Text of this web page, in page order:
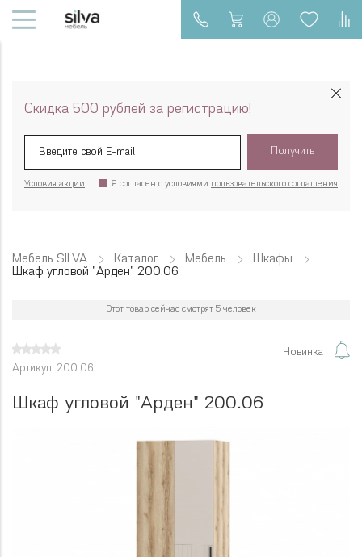
Скидка 500 рублей за регистрацию!
Получить
Я согласен с условиями пользовательского соглашения
Условия акции
Мебель SILVA Каталог Мебель
Шкафы
Шкаф угловой "Арден" 200.06
Артикул: 200.06
Новинка
Этот товар сейчас смотрят 5 человек
Шкаф угловой "Арден" 200.06